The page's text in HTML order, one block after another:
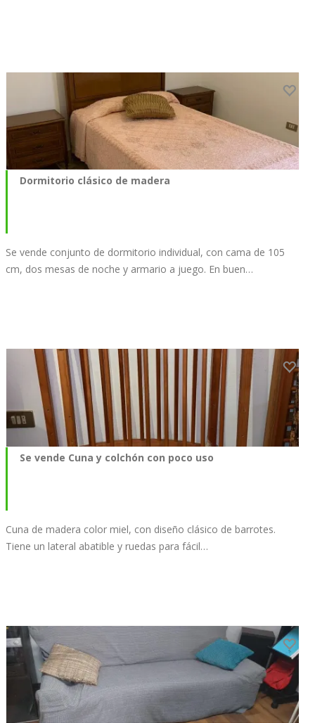
Dormitorio clásico de madera
Se vende conjunto de dormitorio individual, con cama de 105
cm, dos mesas de noche y armario a juego. En buen…
Se vende Cuna y colchón con poco uso
Cuna de madera color miel, con diseño clásico de barrotes.
Tiene un lateral abatible y ruedas para fácil…